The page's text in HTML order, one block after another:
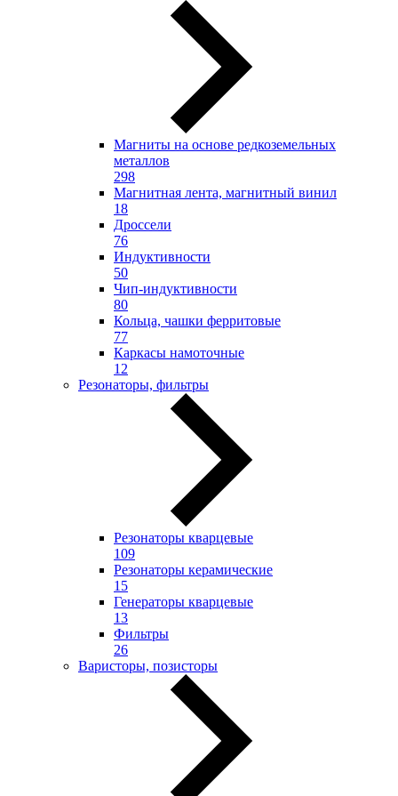
Магниты на основе редкоземельных
металлов
298
Магнитная лента, магнитный винил
18
Дроссели
76
Индуктивности
50
Чип-индуктивности
80
Кольца, чашки ферритовые
77
Каркасы намоточные
12
Резонаторы, фильтры
Резонаторы кварцевые
109
Резонаторы керамические
15
Генераторы кварцевые
13
Фильтры
26
Варисторы, позисторы